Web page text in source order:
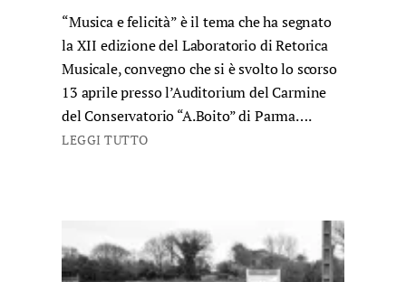
“Musica e felicità” è il tema che ha segnato
la XII edizione del Laboratorio di Retorica
Musicale, convegno che si è svolto lo scorso
13 aprile presso l’Auditorium del Carmine
del Conservatorio “A.Boito” di Parma….
LEGGI TUTTO